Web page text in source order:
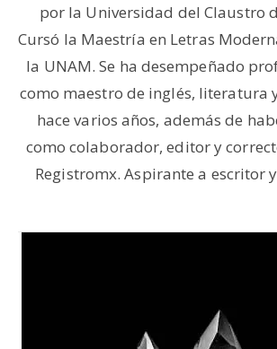
por la Universidad del Claustro
Cursó la Maestría en Letras
la UNAM. Se ha desempeñado
como maestro de inglés, literatura
hace varios años, además de
como colaborador, editor y
Registromx. Aspirante a escritor